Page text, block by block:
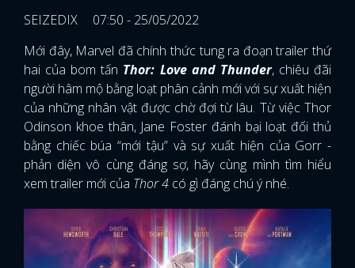
SEIZEDIX
07:50 - 25/05/2022
Mới đây, Marvel đã chính thức tung ra đoạn trailer thứ
hai của bom tấn Thor: Love and Thunder, chiêu đãi
người hâm mộ bằng loạt phân cảnh mới với sự xuất hiện
của những nhân vật được chờ đợi từ lâu. Từ việc Thor
Odinson khoe thân, Jane Foster đánh bại loạt đối thủ
bằng chiếc búa “mới tậu” và sự xuất hiện của Gorr -
phản diện vô cùng đáng sợ, hãy cùng mình tìm hiểu
xem trailer mới của Thor 4 có gì đáng chú ý nhé.